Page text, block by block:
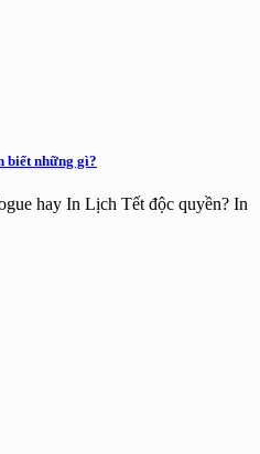
biết những gì?
hay In Lịch Tết độc quyền? In